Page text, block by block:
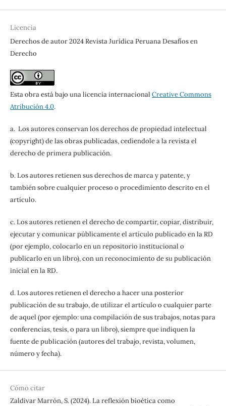
Licencia
Derechos de autor 2024 Revista Jurídica Peruana Desafíos en
Derecho
Esta obra está bajo una licencia internacional Creative Commons
Atribución 4.0.
a. Los autores conservan los derechos de propiedad intelectual
(copyright) de las obras publicadas, cediendole a la revista el
derecho de primera publicación.
b. Los autores retienen sus derechos de marca y patente, y
también sobre cualquier proceso o procedimiento descrito en el
artículo.
c. Los autores retienen el derecho de compartir, copiar, distribuir,
ejecutar y comunicar públicamente el artículo publicado en la RD
(por ejemplo, colocarlo en un repositorio institucional o
publicarlo en un libro), con un reconocimiento de su publicación
inicial en la RD.
d. Los autores retienen el derecho a hacer una posterior
publicación de su trabajo, de utilizar el artículo o cualquier parte
de aquel (por ejemplo: una compilación de sus trabajos, notas para
conferencias, tesis, o para un libro), siempre que indiquen la
fuente de publicación (autores del trabajo, revista, volumen,
número y fecha).
Cómo citar
Zaldivar Marrón, S. (2024). La reflexión bioética como